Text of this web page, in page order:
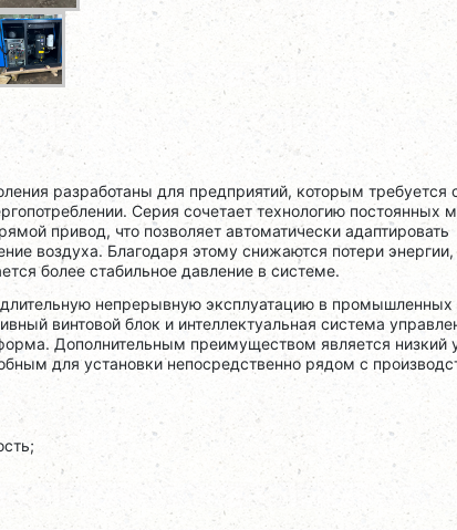
разработаны для предприятий, которым требуется
Серия сочетает технологию постоянных
привод, что позволяет автоматически адаптировать
воздуха. Благодаря этому снижаются потери энергии,
более стабильное давление в системе.
непрерывную эксплуатацию в промышленных
винтовой блок и интеллектуальная система
Дополнительным преимуществом является низкий
для установки непосредственно рядом с